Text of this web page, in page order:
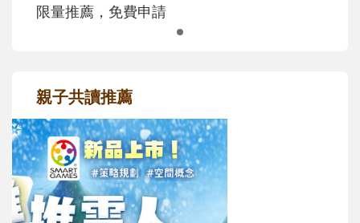
限量推薦，免費申請
親子共讀推薦